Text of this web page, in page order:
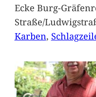
Ecke Burg-
Straße/
Karben,